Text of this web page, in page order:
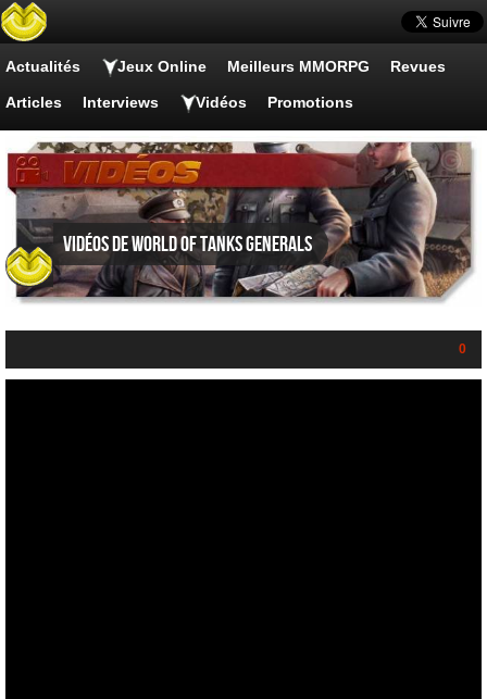
Actualités Jeux Online Meilleurs MMORPG Revues
Articles Interviews Vidéos Promotions
Vidéos de World of Tanks Generals
0